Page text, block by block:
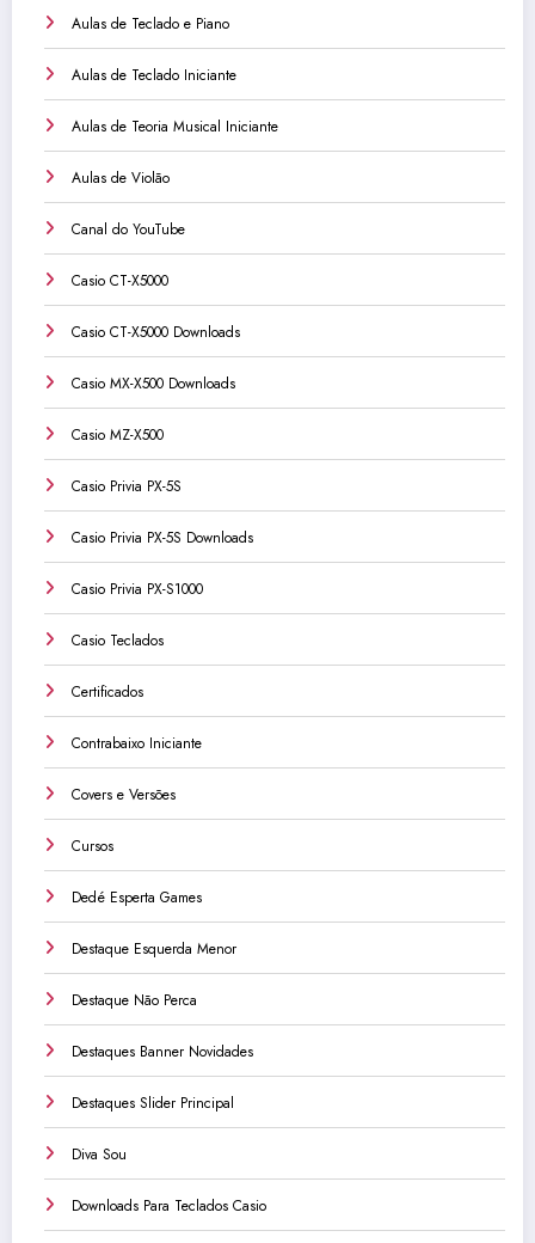
Aulas de Teclado e Piano
Aulas de Teclado Iniciante
Aulas de Teoria Musical Iniciante
Aulas de Violão
Canal do YouTube
Casio CT-X5000
Casio CT-X5000 Downloads
Casio MX-X500 Downloads
Casio MZ-X500
Casio Privia PX-5S
Casio Privia PX-5S Downloads
Casio Privia PX-S1000
Casio Teclados
Certificados
Contrabaixo Iniciante
Covers e Versões
Cursos
Dedé Esperta Games
Destaque Esquerda Menor
Destaque Não Perca
Destaques Banner Novidades
Destaques Slider Principal
Diva Sou
Downloads Para Teclados Casio